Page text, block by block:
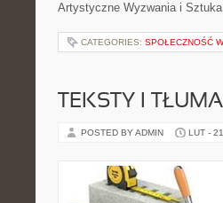
Artystyczne Wyzwania i
CATEGORIES: SPOŁECZNOŚĆ
TEKSTY I
POSTED BY ADMIN LUT -